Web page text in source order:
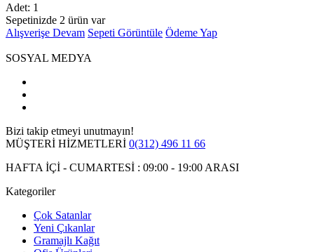
Adet: 1
Sepetinizde 2 ürün var
Alışverişe Devam Sepeti Görüntüle Ödeme Yap
SOSYAL MEDYA
Bizi takip etmeyi unutmayın!
MÜŞTERİ HİZMETLERİ 0(312) 496 11 66
HAFTA İÇİ - CUMARTESİ : 09:00 - 19:00 ARASI
Kategoriler
Çok Satanlar
Yeni Çıkanlar
Gramajlı Kağıt